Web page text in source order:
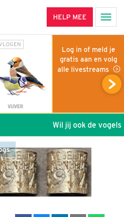
HELP MEE
VIJVER
Log in of meld je
gratis aan en volg
alle livestreams
Wil jij ook de vogels